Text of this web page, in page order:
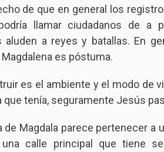
de que en general los
llamar ciudadanos de a
a reyes y batallas. En
es póstuma.
es el ambiente y el modo de
que tenía, seguramente Jesús
de Magdala parece pertenecer a
calle principal que tiene